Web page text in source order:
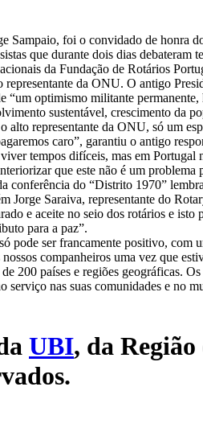
Sampaio, foi o convidado de honra
que durante dois dias
da Fundação de Rotários
da ONU. O antigo
“um optimismo militante
sustentável, crescimento da
alto representante da ONU, só um
caro”, garantiu o antigo
tempos difíceis, mas em
que este não é um
do “Distrito 1970”
Jorge Saraiva, representante do
e aceite no seio dos rotários e
para a paz”.
pode ser francamente positivo,
companheiros uma vez que
200 países e regiões geográficas.
serviço nas suas comunidades e no
UBI, da Região